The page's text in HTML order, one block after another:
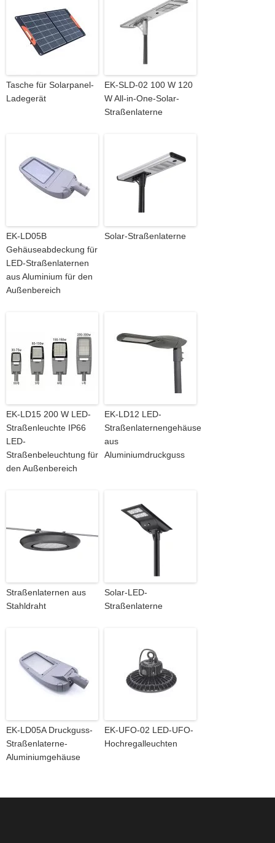
Tasche für Solarpanel-
Ladegerät
EK-SLD-02 100 W 120
W All-in-One-Solar-
Straßenlaterne
EK-LD05B
Gehäuseabdeckung für
LED-Straßenlaternen
aus Aluminium für den
Außenbereich
Solar-Straßenlaterne
EK-LD15 200 W LED-
Straßenleuchte IP66
LED-
Straßenbeleuchtung für
den Außenbereich
EK-LD12 LED-
Straßenlaternengehäuse
aus
Aluminiumdruckguss
Straßenlaternen aus
Stahldraht
Solar-LED-
Straßenlaterne
EK-LD05A Druckguss-
Straßenlaterne-
Aluminiumgehäuse
EK-UFO-02 LED-UFO-
Hochregalleuchten